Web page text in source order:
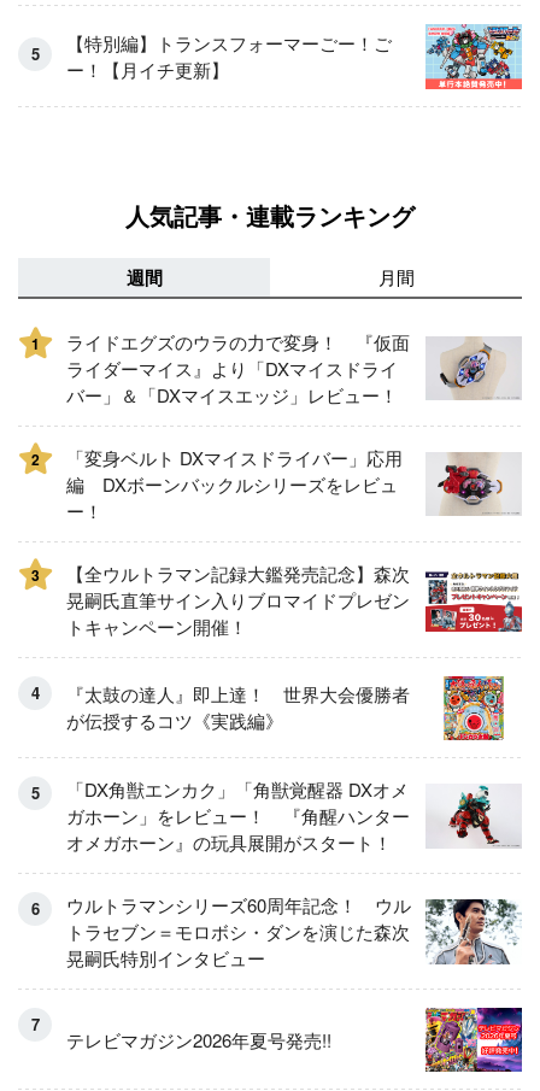
【特別編】トランスフォーマーごー！ご
ー！【月イチ更新】
人気記事・連載ランキング
週間 月間
1
ライドエグズのウラの力で変身！ 『仮面
ライダーマイス』より「DXマイスドライ
バー」＆「DXマイスエッジ」レビュー！
2
「変身ベルト DXマイスドライバー」応用
編 DXボーンバックルシリーズをレビュ
ー！
3
【全ウルトラマン記録大鑑発売記念】森次
晃嗣氏直筆サイン入りブロマイドプレゼン
トキャンペーン開催！
『太鼓の達人』即上達！ 世界大会優勝者
が伝授するコツ《実践編》
「DX角獣エンカク」「角獣覚醒器 DXオメ
ガホーン」をレビュー！ 『角醒ハンター
オメガホーン』の玩具展開がスタート！
ウルトラマンシリーズ60周年記念！ ウル
トラセブン＝モロボシ・ダンを演じた森次
晃嗣氏特別インタビュー
テレビマガジン2026年夏号発売!!